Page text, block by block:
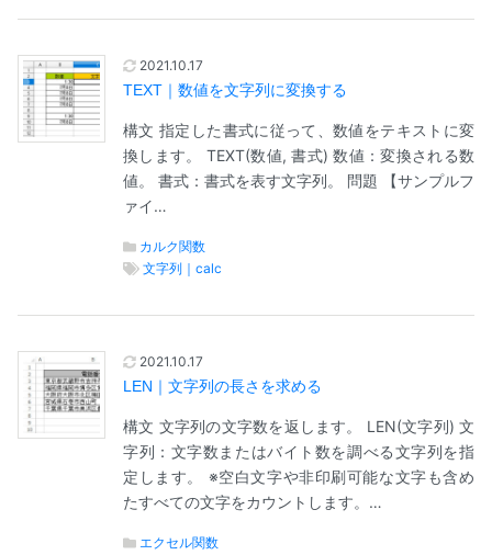
2021.10.17
TEXT｜数値を文字列に変換する
構文 指定した書式に従って、数値をテキストに変
換します。 TEXT(数値, 書式) 数値：変換される数
値。 書式：書式を表す文字列。 問題 【サンプルフ
ァイ…
カルク関数
文字列｜calc
2021.10.17
LEN｜文字列の長さを求める
構文 文字列の文字数を返します。 LEN(文字列) 文
字列：文字数またはバイト数を調べる文字列を指
定します。 ※空白文字や非印刷可能な文字も含め
たすべての文字をカウントします。…
エクセル関数